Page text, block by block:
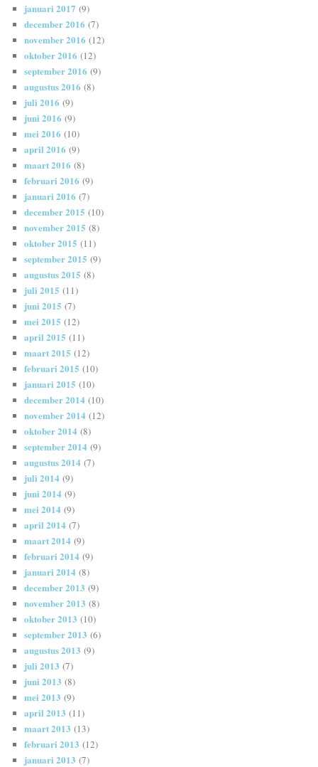
januari 2017 (9)
december 2016 (7)
november 2016 (12)
oktober 2016 (12)
september 2016 (9)
augustus 2016 (8)
juli 2016 (9)
juni 2016 (9)
mei 2016 (10)
april 2016 (9)
maart 2016 (8)
februari 2016 (9)
januari 2016 (7)
december 2015 (10)
november 2015 (8)
oktober 2015 (11)
september 2015 (9)
augustus 2015 (8)
juli 2015 (11)
juni 2015 (7)
mei 2015 (12)
april 2015 (11)
maart 2015 (12)
februari 2015 (10)
januari 2015 (10)
december 2014 (10)
november 2014 (12)
oktober 2014 (8)
september 2014 (9)
augustus 2014 (7)
juli 2014 (9)
juni 2014 (9)
mei 2014 (9)
april 2014 (7)
maart 2014 (9)
februari 2014 (9)
januari 2014 (8)
december 2013 (9)
november 2013 (8)
oktober 2013 (10)
september 2013 (6)
augustus 2013 (9)
juli 2013 (7)
juni 2013 (8)
mei 2013 (9)
april 2013 (11)
maart 2013 (13)
februari 2013 (12)
januari 2013 (7)